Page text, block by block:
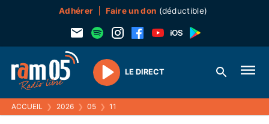
Adhérer Faire un don (déductible)
Play
LE DIRECT
ACCUEIL ❯ 2026 ❯ 05 ❯ 11